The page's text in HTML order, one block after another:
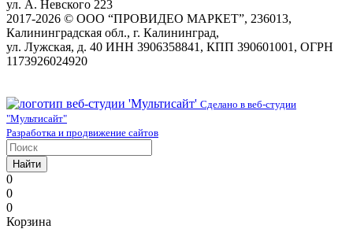
ул. А. Невского 223
2017-2026 © ООО “ПРОВИДЕО МАРКЕТ”, 236013,
Калининградская обл., г. Калининград,
ул. Лужская, д. 40 ИНН 3906358841, КПП 390601001, ОГРН
1173926024920
Сделано в веб-студии
"Мультисайт"
Разработка и продвижение сайтов
Найти
0
0
0
Корзина